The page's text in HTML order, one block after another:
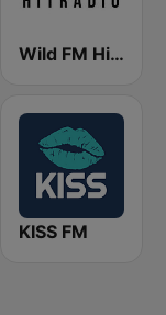
Wild FM Hit Radio
KISS FM